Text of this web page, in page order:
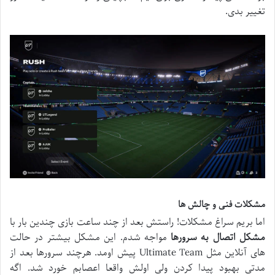
تغییر بدی.
مشکلات فنی و چالش ها
اما بریم سراغ مشکلات! راستش بعد از چند ساعت بازی چندین بار با
مشکل اتصال به سرورها مواجه شدم. این مشکل بیشتر در حالت
های آنلاین مثل Ultimate Team پیش اومد. هرچند سرورها بعد از
مدتی بهبود پیدا کردن ولی اولش واقعا اعصابم خورد شد. اگه